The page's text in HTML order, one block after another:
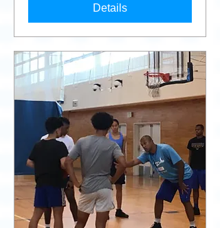
Details